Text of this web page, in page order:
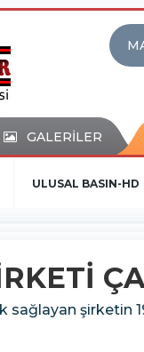
GALERİLER
ULUSAL BASIN-HD
şirketin